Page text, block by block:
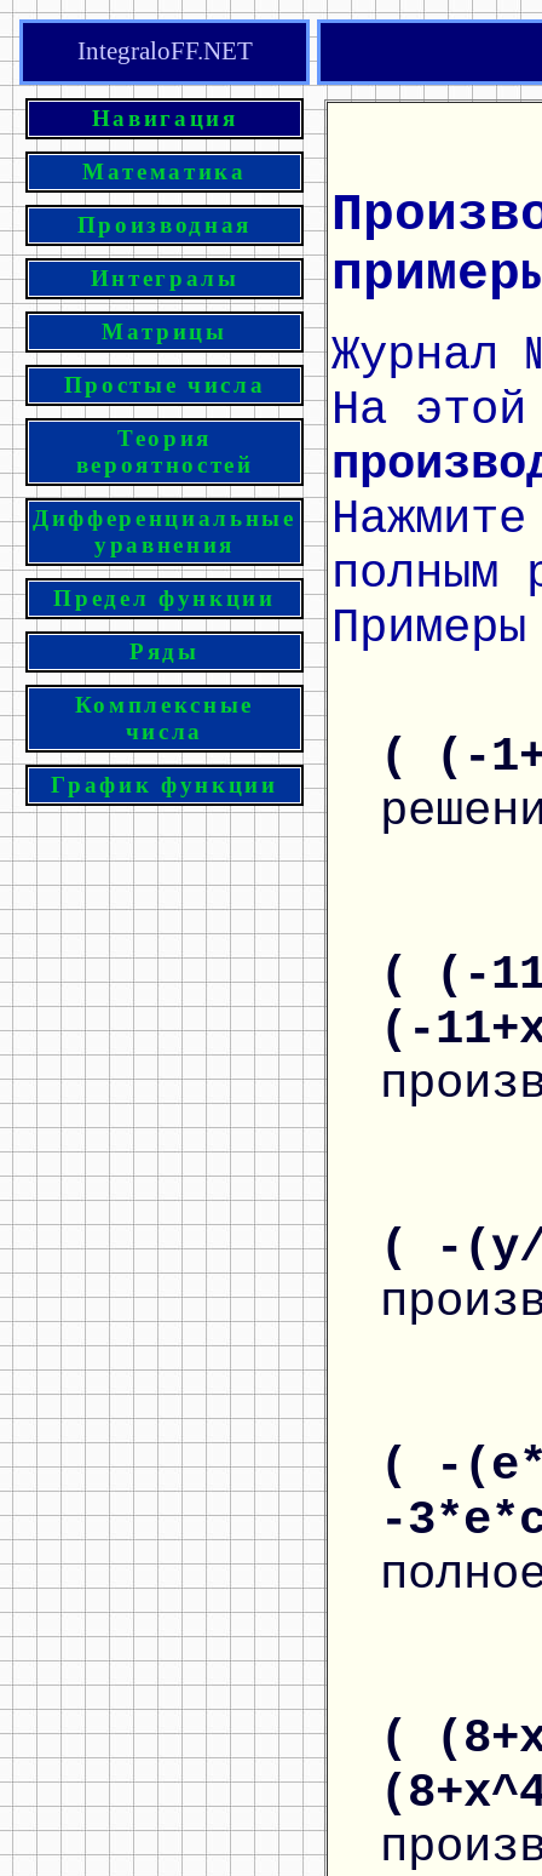
IntegraloFF.NET
Навигация
Математика
Производная
Интегралы
Матрицы
Простые числа
Теория
вероятностей
Дифференциальные
уравнения
Предел функции
Ряды
Комплексные
числа
График функции
Журнал
На
полным
( (-
( (-
(-
( -
( -
-
(